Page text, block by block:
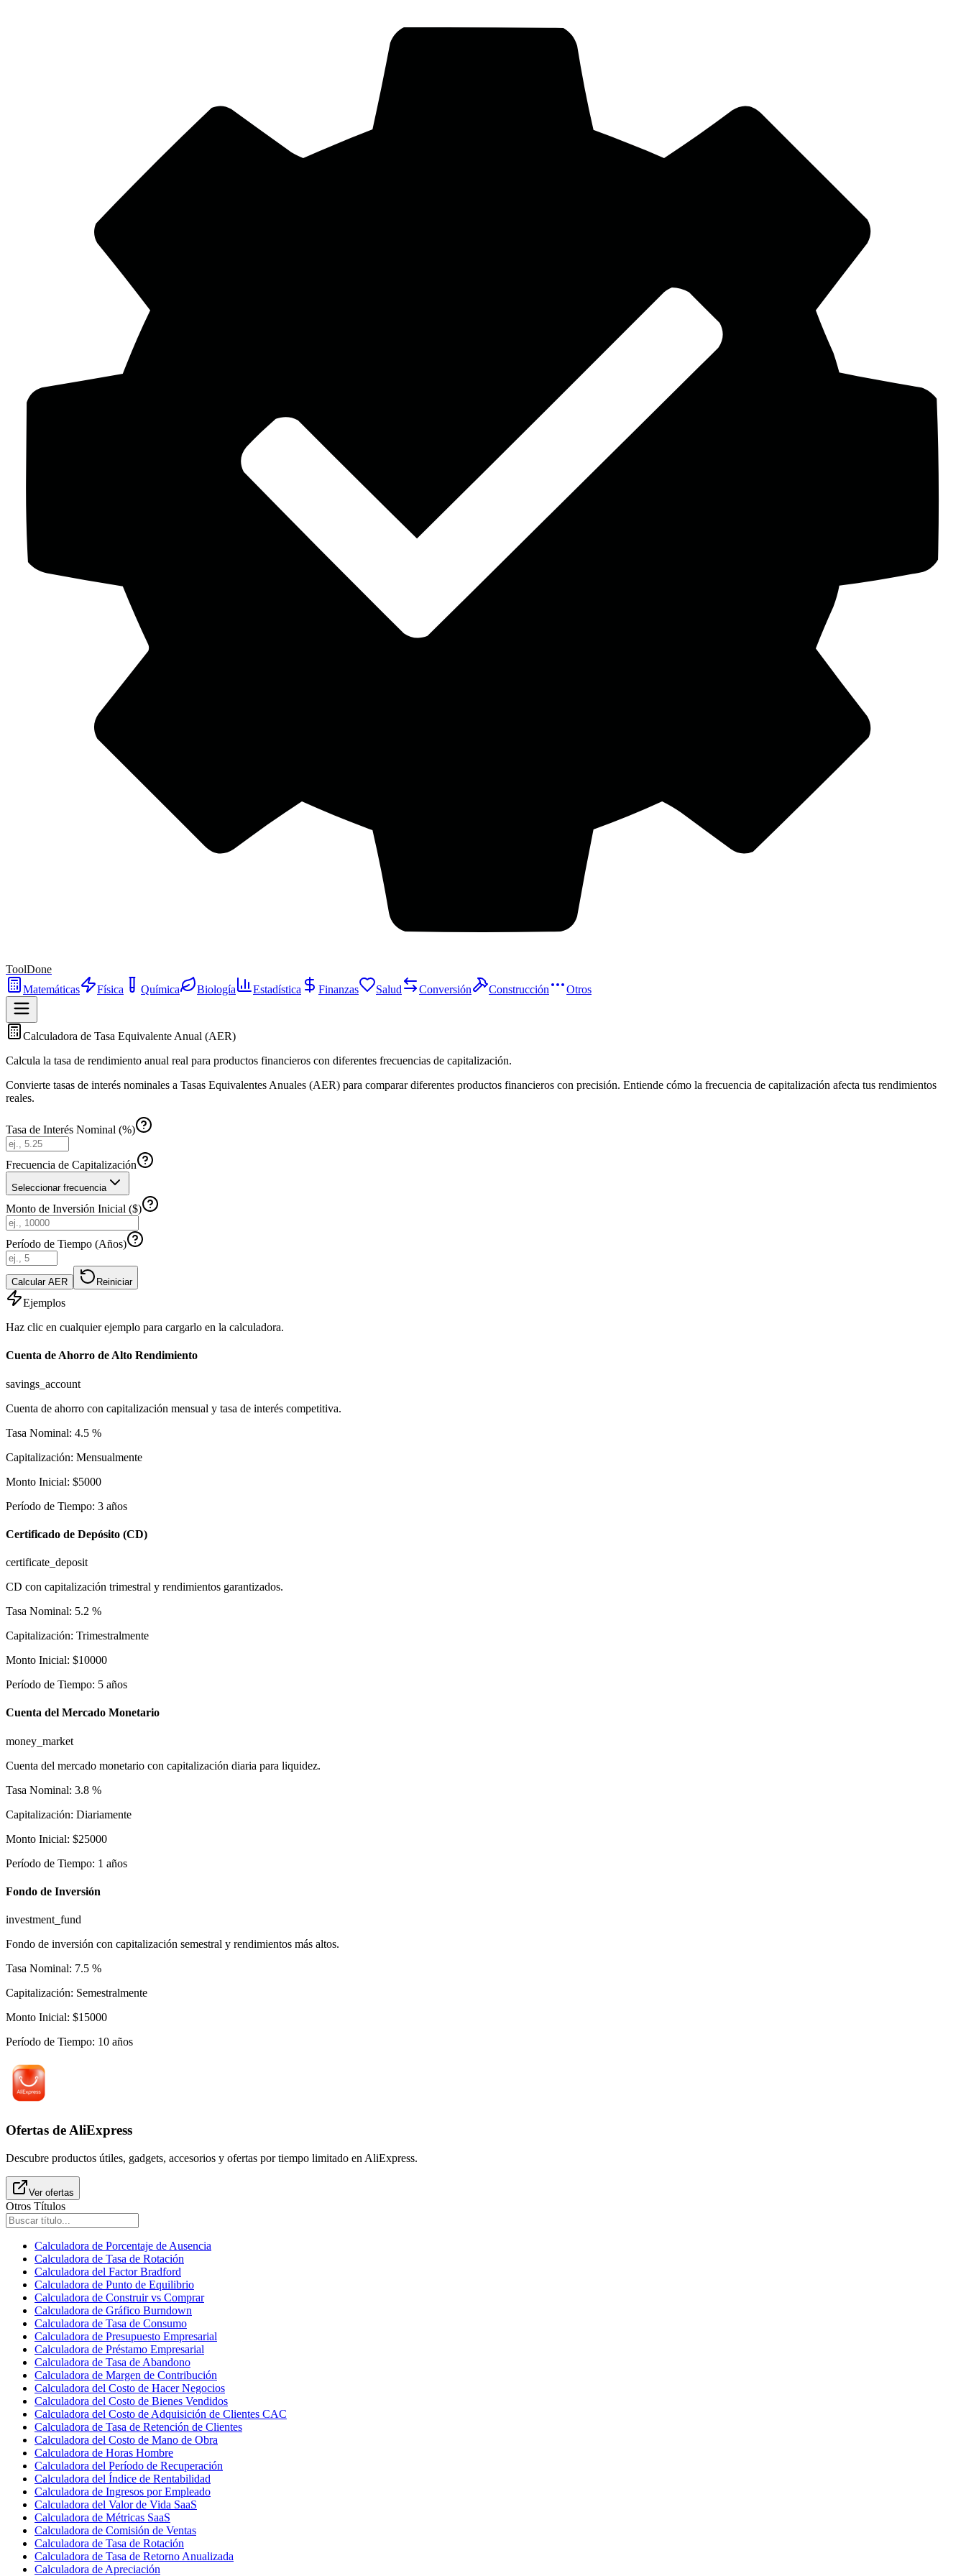
ToolDone
Matemáticas
Física Química Biología Estadística Finanzas Salud Conversión Construcción Otros
Calculadora de Tasa Equivalente Anual (AER)
Calcula la tasa de rendimiento anual real para productos financieros con diferentes frecuencias de capitalización.
Convierte tasas de interés nominales a Tasas Equivalentes Anuales (AER) para comparar diferentes productos financieros con precisión. Entiende cómo la frecuencia de capitalización afecta tus rendimientos
reales.
Tasa de Interés Nominal (%)
Frecuencia de Capitalización
Seleccionar frecuencia
Monto de Inversión Inicial ($)
Período de Tiempo (Años)
Calcular AER Reiniciar
Ejemplos
Haz clic en cualquier ejemplo para cargarlo en la calculadora.
Cuenta de Ahorro de Alto Rendimiento
savings_account
Cuenta de ahorro con capitalización mensual y tasa de interés competitiva.
Tasa Nominal: 4.5 %
Capitalización: Mensualmente
Monto Inicial: $5000
Período de Tiempo: 3 años
Certificado de Depósito (CD)
certificate_deposit
CD con capitalización trimestral y rendimientos garantizados.
Tasa Nominal: 5.2 %
Capitalización: Trimestralmente
Monto Inicial: $10000
Período de Tiempo: 5 años
Cuenta del Mercado Monetario
money_market
Cuenta del mercado monetario con capitalización diaria para liquidez.
Tasa Nominal: 3.8 %
Capitalización: Diariamente
Monto Inicial: $25000
Período de Tiempo: 1 años
Fondo de Inversión
investment_fund
Fondo de inversión con capitalización semestral y rendimientos más altos.
Tasa Nominal: 7.5 %
Capitalización: Semestralmente
Monto Inicial: $15000
Período de Tiempo: 10 años
Ofertas de AliExpress
Descubre productos útiles, gadgets, accesorios y ofertas por tiempo limitado en AliExpress.
Ver ofertas
Otros Títulos
Calculadora de Porcentaje de Ausencia
Calculadora de Tasa de Rotación
Calculadora del Factor Bradford
Calculadora de Punto de Equilibrio
Calculadora de Construir vs Comprar
Calculadora de Gráfico Burndown
Calculadora de Tasa de Consumo
Calculadora de Presupuesto Empresarial
Calculadora de Préstamo Empresarial
Calculadora de Tasa de Abandono
Calculadora de Margen de Contribución
Calculadora del Costo de Hacer Negocios
Calculadora del Costo de Bienes Vendidos
Calculadora del Costo de Adquisición de Clientes CAC
Calculadora de Tasa de Retención de Clientes
Calculadora del Costo de Mano de Obra
Calculadora de Horas Hombre
Calculadora del Período de Recuperación
Calculadora del Índice de Rentabilidad
Calculadora de Ingresos por Empleado
Calculadora del Valor de Vida SaaS
Calculadora de Métricas SaaS
Calculadora de Comisión de Ventas
Calculadora de Tasa de Rotación
Calculadora de Tasa de Retorno Anualizada
Calculadora de Apreciación